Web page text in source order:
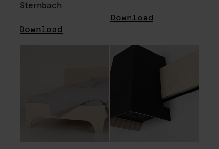
Sternbach
Download
Download